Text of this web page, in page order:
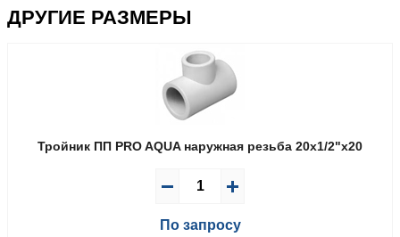
ДРУГИЕ РАЗМЕРЫ
Тройник ПП PRO AQUA наружная резьба 20x1/2"x20
По запросу